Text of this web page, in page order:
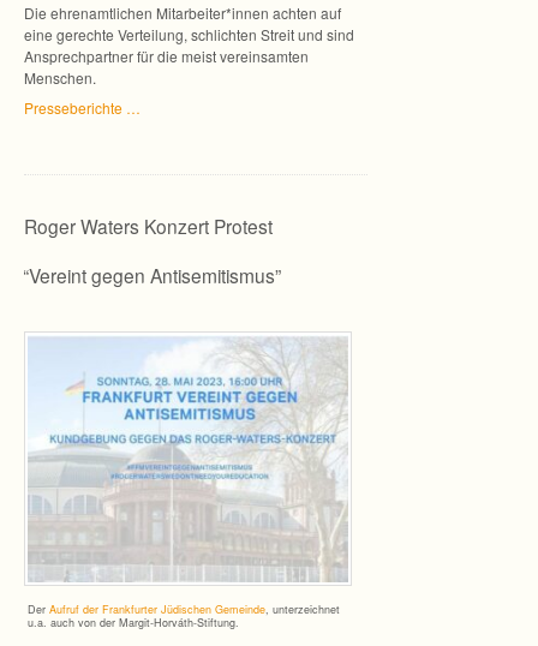
Die ehren­amt­li­chen Mitarbeiter*innen ach­ten auf
eine gerechte Ver­tei­lung, schlich­ten Streit und sind
Ansprech­part­ner für die meist ver­ein­sam­ten
Menschen.
Pres­se­be­richte …
Roger Waters Konzert Protest
“Ver­eint gegen Antisemitismus”
Der Auf­ruf der Frank­fur­ter Jüdi­schen Gemeinde, unter­zeich­net
u.a. auch von der Margit-Horváth-Stiftung.